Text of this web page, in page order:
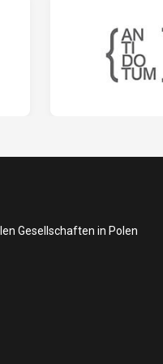
Gesellschaften in Polen